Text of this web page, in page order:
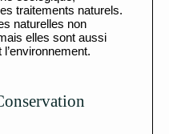
traitements naturels.
naturelles non
elles sont aussi